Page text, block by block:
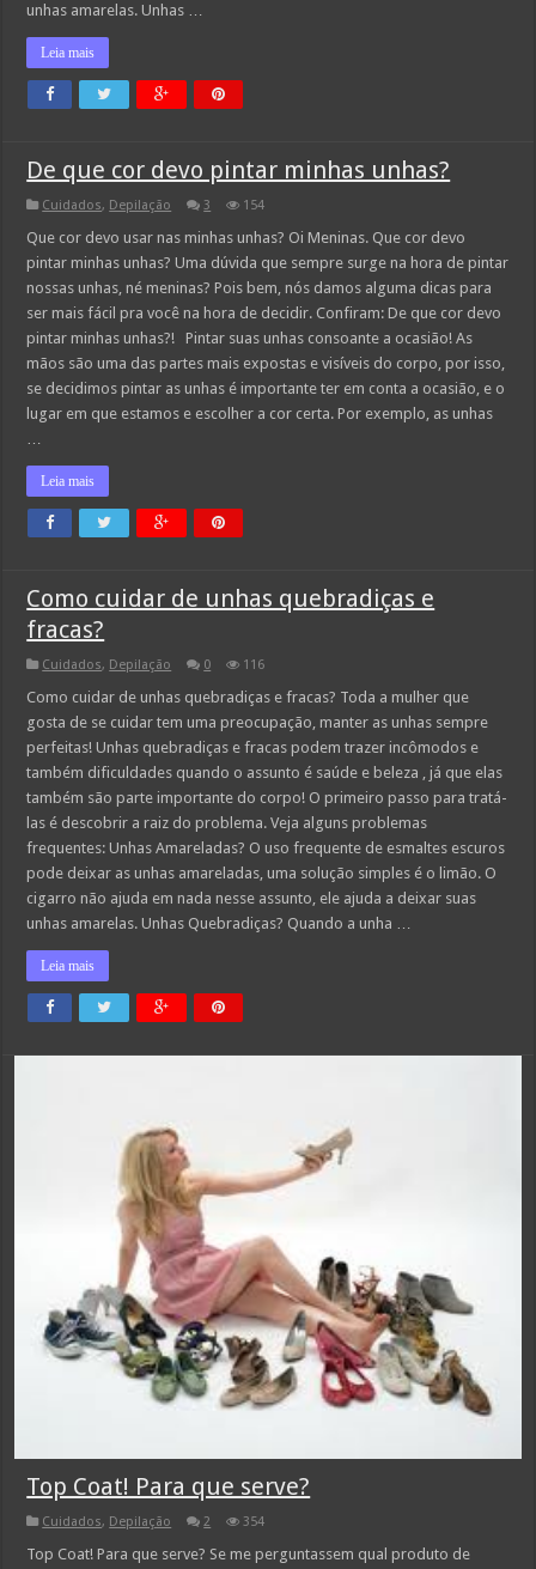
unhas amarelas. Unhas …
Leia mais
De que cor devo pintar minhas unhas?
Cuidados, Depilação 3 154
Que cor devo usar nas minhas unhas? Oi Meninas. Que cor devo
pintar minhas unhas? Uma dúvida que sempre surge na hora de pintar
nossas unhas, né meninas? Pois bem, nós damos alguma dicas para
ser mais fácil pra você na hora de decidir. Confiram: De que cor devo
pintar minhas unhas?! Pintar suas unhas consoante a ocasião! As
mãos são uma das partes mais expostas e visíveis do corpo, por isso,
se decidimos pintar as unhas é importante ter em conta a ocasião, e o
lugar em que estamos e escolher a cor certa. Por exemplo, as unhas
Leia mais
Como cuidar de unhas quebradiças e
fracas?
Cuidados, Depilação 0 116
Como cuidar de unhas quebradiças e fracas? Toda a mulher que
gosta de se cuidar tem uma preocupação, manter as unhas sempre
perfeitas! Unhas quebradiças e fracas podem trazer incômodos e
também dificuldades quando o assunto é saúde e beleza , já que elas
também são parte importante do corpo! O primeiro passo para tratá-
las é descobrir a raiz do problema. Veja alguns problemas
frequentes: Unhas Amareladas? O uso frequente de esmaltes escuros
pode deixar as unhas amareladas, uma solução simples é o limão. O
cigarro não ajuda em nada nesse assunto, ele ajuda a deixar suas
unhas amarelas. Unhas Quebradiças? Quando a unha …
Leia mais
Top Coat! Para que serve?
Cuidados, Depilação 2 354
Top Coat! Para que serve? Se me perguntassem qual produto de